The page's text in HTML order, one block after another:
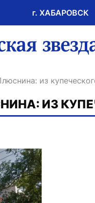
г. ХАБАРОВСК
ссылка на главную
из
ИЗ